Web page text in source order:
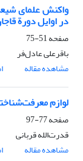
واکنش علمای
در اوایل دورة
صفحه51-75
باقرعلی عادل‌فر
مشاهده مقاله
لوازم
صفحه77-97
قدرت‌الله قربانی
مشاهده مقاله